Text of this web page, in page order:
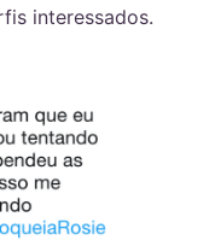
interessados.